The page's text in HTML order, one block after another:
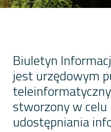
Biuletyn
jest urzędowym
stworzony w celu
udostępniania